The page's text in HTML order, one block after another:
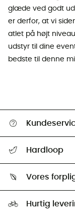
glæde ved godt
er derfor, at vi
atlet på højt
udstyr til dine
bedste til denne
Returnering &
Hardloop
Our ambassadors
Vores
Second hand
Hurtig